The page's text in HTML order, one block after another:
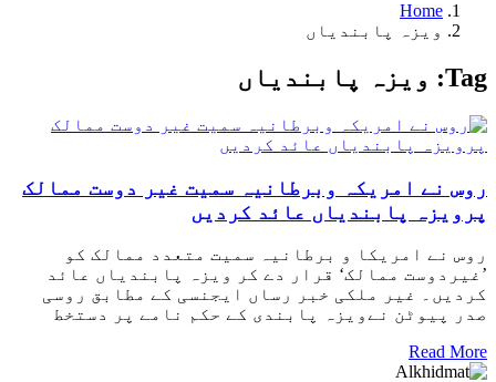
Home
ویزہ پابندیاں
Tag: ویزہ پابندیاں
روس نے امریکہ وبرطانیہ سمیت غیر دوست ممالک
پرویزہ پابندیاں عائد کردیں
روس نے امریکا و برطانیہ سمیت متعدد ممالک کو
’غیردوست ممالک‘ قرار دے کر ویزہ پابندیاں عائد
کردیں۔ غیر ملکی خبر رساں ایجنسی کے مطابق روسی
صدر پیوٹن نےویزہ پابندی کے حکم نامے پر دستخط
Read More